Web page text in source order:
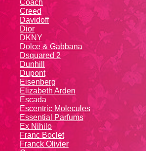
Coach
Creed
Davidoff
Dior
DKNY
Dolce & Gabbana
Dsquared 2
Dunhill
Dupont
Eisenberg
Elizabeth Arden
Escada
Escentric Molecules
Essential Parfums
Ex Nihilo
Franc Boclet
Franck Olivier